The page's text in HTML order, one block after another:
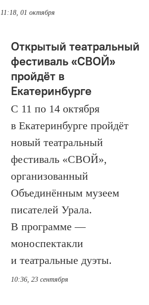
11:18, 01 октября
Открытый театральный
фестиваль «СВОЙ»
пройдёт в
Екатеринбурге
С 11 по 14 октября
в Екатеринбурге пройдёт
новый театральный
фестиваль «СВОЙ»,
организованный
Объединённым музеем
писателей Урала.
В программе —
моноспектакли
и театральные дуэты.
10:36, 23 сентября